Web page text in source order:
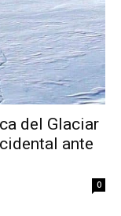
del Glaciar
ante
0